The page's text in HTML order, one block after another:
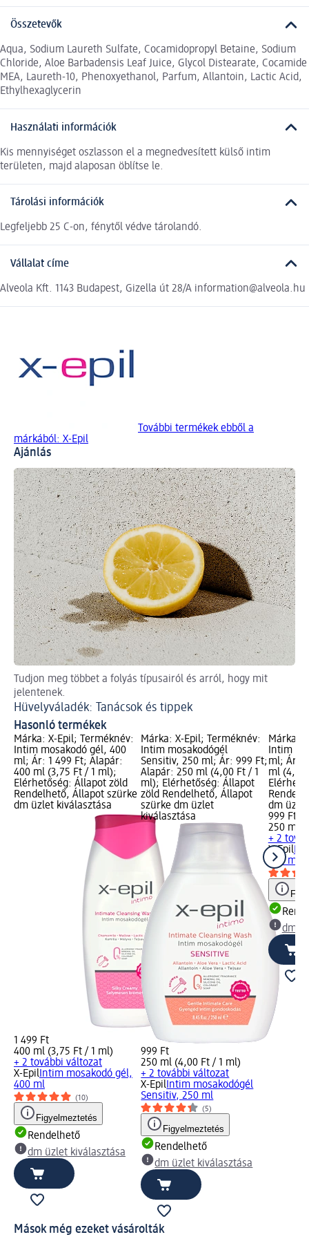
Összetevők
Aqua, Sodium Laureth Sulfate, Cocamidopropyl Betaine, Sodium
Chloride, Aloe Barbadensis Leaf Juice, Glycol Distearate, Cocamide
MEA, Laureth-10, Phenoxyethanol, Parfum, Allantoin, Lactic Acid,
Ethylhexaglycerin
Használati információk
Kis mennyiséget oszlasson el a megnedvesített külső intim
területen, majd alaposan öblítse le.
Tárolási információk
Legfeljebb 25 C-on, fénytől védve tárolandó.
Vállalat címe
Alveola Kft. 1143 Budapest, Gizella út 28/A information@alveola.hu
További termékek ebből a
márkából: X-Epil
Ajánlás
Tudjon meg többet a folyás típusairól és arról, hogy mit
jelentenek.
Hüvelyváladék: Tanácsok és tippek
Hasonló termékek
Márka: X-Epil; Terméknév:
Intim mosakodó gél, 400
ml; Ár: 1 499 Ft; Alapár:
400 ml (3,75 Ft / 1 ml);
Elérhetőség: Állapot zöld
Rendelhető, Állapot szürke
dm üzlet kiválasztása
1 499 Ft
400 ml (3,75 Ft / 1 ml)
+ 2 további változat
X-EpilIntim mosakodó gél,
400 ml
(10)
Figyelmeztetés
Rendelhető
dm üzlet kiválasztása
Márka: X-Epil; Terméknév:
Intim mosakodógél
Sensitiv, 250 ml; Ár: 999 Ft;
Alapár: 250 ml (4,00 Ft / 1
ml); Elérhetőség: Állapot
zöld Rendelhető, Állapot
szürke dm üzlet
kiválasztása
999 Ft
250 ml (4,00 Ft / 1 ml)
+ 2 további változat
X-EpilIntim mosakodógél
Sensitiv, 250 ml
(5)
Figyelmeztetés
Rendelhető
dm üzlet kiválasztása
Márka:
Intim
ml; Ár:
ml (4,00
dm
999 Ft
250 ml
+ 2
X-Epil
250 ml
dm
Mások még ezeket vásárolták